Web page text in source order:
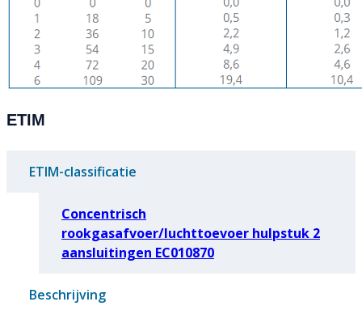
ETIM
ETIM-classificatie
Concentrisch
rookgasafvoer/luchttoevoer hulpstuk 2
aansluitingen EC010870
Beschrijving